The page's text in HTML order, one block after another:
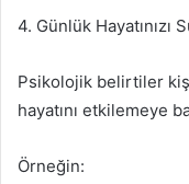
4. Günlük Hayatınızı
Psikolojik belirtiler
hayatını etkilemeye
Örneğin: